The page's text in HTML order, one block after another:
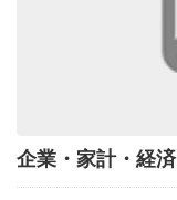
企業・家計・経済